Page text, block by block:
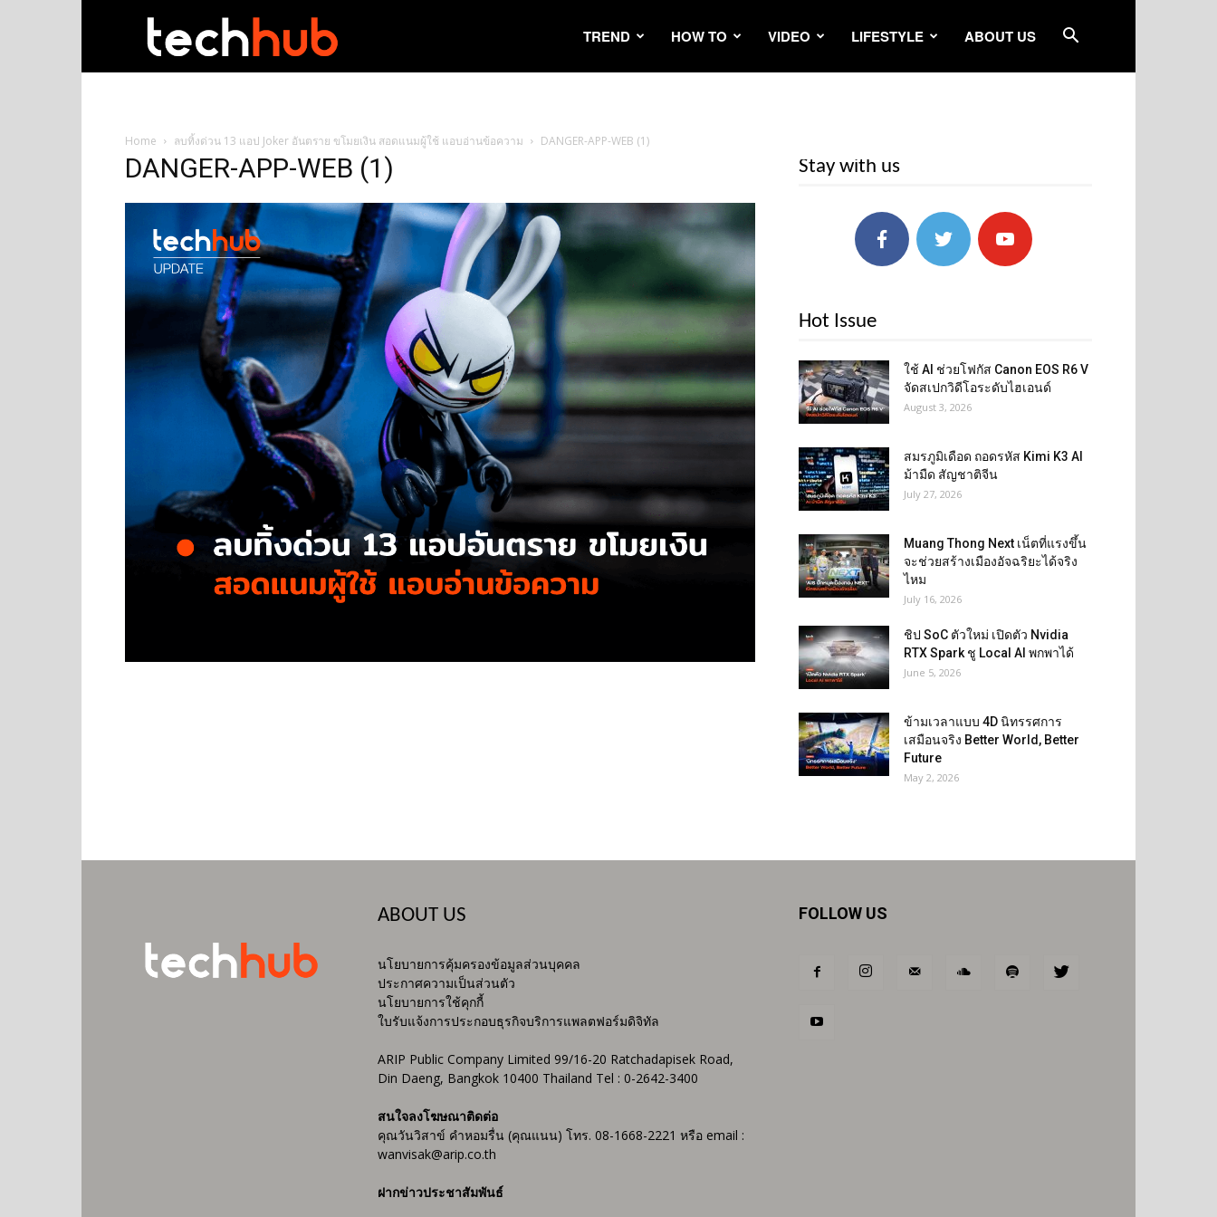
TREND HOW TO VIDEO LIFESTYLE ABOUT US
Home ลบทิ้งด่วน 13 แอป Joker อันตราย ขโมยเงิน สอดแนมผู้ใช้ แอบอ่านข้อความ DANGER-APP-WEB (1)
DANGER-APP-WEB (1) Stay with us
Hot Issue
ใช้ AI ช่วยโฟกัส Canon EOS R6 V
จัดสเปกวิดีโอระดับไฮเอนด์
August 3, 2026
สมรภูมิเดือด ถอดรหัส Kimi K3 AI
ม้ามืด สัญชาติจีน
July 27, 2026
Muang Thong Next เน็ตที่แรงขึ้น
จะช่วยสร้างเมืองอัจฉริยะได้จริง
ไหม
July 16, 2026
ชิป SoC ตัวใหม่ เปิดตัว Nvidia
RTX Spark ชู Local AI พกพาได้
June 5, 2026
ข้ามเวลาแบบ 4D นิทรรศการ
เสมือนจริง Better World, Better
Future
May 2, 2026
ABOUT US
นโยบายการคุ้มครองข้อมูลส่วนบุคคล
ประกาศความเป็นส่วนตัว
นโยบายการใช้คุกกี้
ใบรับแจ้งการประกอบธุรกิจบริการแพลตฟอร์มดิจิทัล
ARIP Public Company Limited 99/16-20 Ratchadapisek Road,
Din Daeng, Bangkok 10400 Thailand Tel : 0-2642-3400
สนใจลงโฆษณาติดต่อ
คุณวันวิสาข์ คำหอมรื่น (คุณแนน) โทร. 08-1668-2221 หรือ email :
wanvisak@arip.co.th
ฝากข่าวประชาสัมพันธ์
FOLLOW US